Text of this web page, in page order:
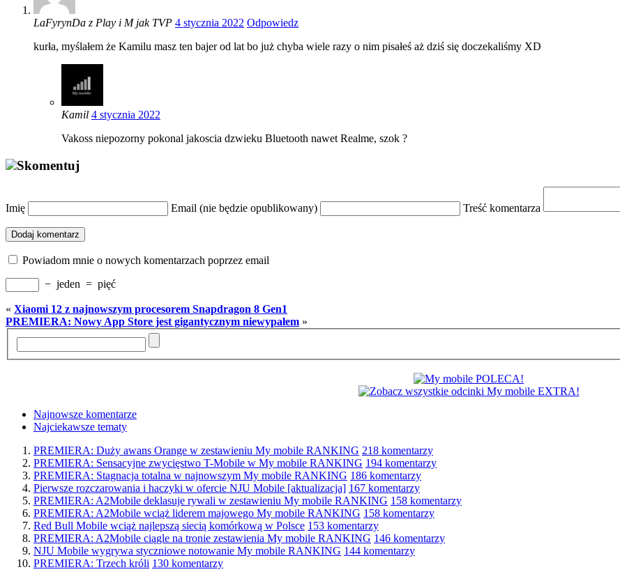
LaFyrynDa z Play i M jak TVP 4 stycznia 2022 Odpowiedz
kurła, myślałem że Kamilu masz ten bajer od lat bo już chyba wiele razy o nim pisałeś aż dziś się doczekaliśmy XD
Kamil 4 stycznia 2022
Vakoss niepozorny pokonal jakoscia dzwieku Bluetooth nawet Realme, szok ?
Skomentuj
Imię Email (nie będzie opublikowany) Treść komentarza
Dodaj komentarz
Powiadom mnie o nowych komentarzach poprzez email
− jeden = pięć
« Xiaomi 12 z najnowszym procesorem Snapdragon 8 Gen1
PREMIERA: Nowy App Store jest gigantycznym niewypałem »
Najnowsze komentarze
Najciekawsze tematy
PREMIERA: Duży awans Orange w zestawieniu My mobile RANKING 218 komentarzy
PREMIERA: Sensacyjne zwycięstwo T-Mobile w My mobile RANKING 194 komentarzy
PREMIERA: Stagnacja totalna w najnowszym My mobile RANKING 186 komentarzy
Pierwsze rozczarowania i haczyki w ofercie NJU Mobile [aktualizacja] 167 komentarzy
PREMIERA: A2Mobile deklasuje rywali w zestawieniu My mobile RANKING 158 komentarzy
PREMIERA: A2Mobile wciąż liderem majowego My mobile RANKING 158 komentarzy
Red Bull Mobile wciąż najlepszą siecią komórkową w Polsce 153 komentarzy
PREMIERA: A2Mobile ciągle na tronie zestawienia My mobile RANKING 146 komentarzy
NJU Mobile wygrywa styczniowe notowanie My mobile RANKING 144 komentarzy
PREMIERA: Trzech króli 130 komentarzy